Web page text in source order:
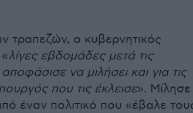
τραπεζών, ο κυβερνητικός
λίγες εβδομάδες μετά τις
να μιλήσει και για τις
που τις έκλεισε». Μίλησε
έναν πολιτικό που «έβαλε